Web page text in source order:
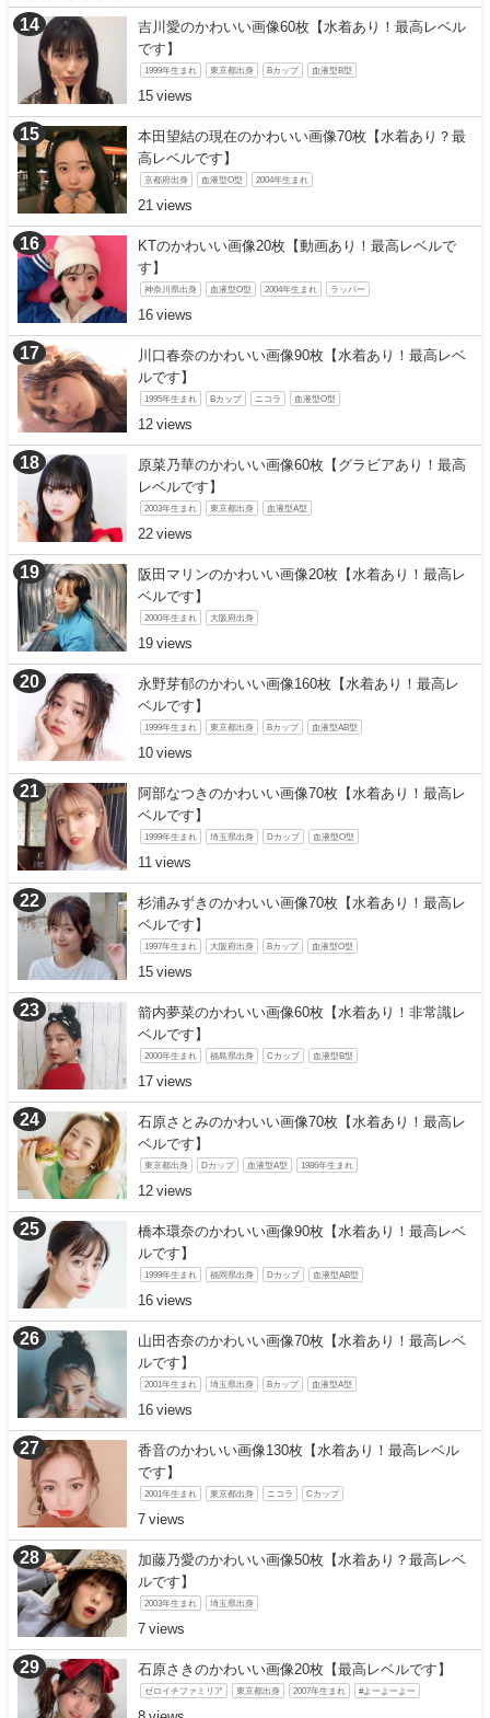
吉川愛のかわいい画像60枚【水着あり！最高レベル
です】
1999年生まれ 東京都出身 Bカップ 血液型B型
15
本田望結の現在のかわいい画像70枚【水着あり？最
高レベルです】
京都府出身 血液型O型 2004年生まれ
21
KTのかわいい画像20枚【動画あり！最高レベルで
す】
神奈川県出身 血液型O型 2004年生まれ ラッパー
16
川口春奈のかわいい画像90枚【水着あり！最高レベ
ルです】
1995年生まれ Bカップ ニコラ 血液型O型
12
原菜乃華のかわいい画像60枚【グラビアあり！最高
レベルです】
2003年生まれ 東京都出身 血液型A型
22
阪田マリンのかわいい画像20枚【水着あり！最高レ
ベルです】
2000年生まれ 大阪府出身
19
永野芽郁のかわいい画像160枚【水着あり！最高レ
ベルです】
1999年生まれ 東京都出身 Bカップ 血液型AB型
10
阿部なつきのかわいい画像70枚【水着あり！最高レ
ベルです】
1999年生まれ 埼玉県出身 Dカップ 血液型O型
11
杉浦みずきのかわいい画像70枚【水着あり！最高レ
ベルです】
1997年生まれ 大阪府出身 Bカップ 血液型O型
15
箭内夢菜のかわいい画像60枚【水着あり！非常識レ
ベルです】
2000年生まれ 福島県出身 Cカップ 血液型B型
17
石原さとみのかわいい画像70枚【水着あり！最高レ
ベルです】
東京都出身 Dカップ 血液型A型 1986年生まれ
12
橋本環奈のかわいい画像90枚【水着あり！最高レベ
ルです】
1999年生まれ 福岡県出身 Dカップ 血液型AB型
16
山田杏奈のかわいい画像70枚【水着あり！最高レベ
ルです】
2001年生まれ 埼玉県出身 Bカップ 血液型A型
16
香音のかわいい画像130枚【水着あり！最高レベル
です】
2001年生まれ 東京都出身 ニコラ Cカップ
7
加藤乃愛のかわいい画像50枚【水着あり？最高レベ
ルです】
2003年生まれ 埼玉県出身
7
石原さきのかわいい画像20枚【最高レベルです】
ゼロイチファミリア 東京都出身 2007年生まれ #よーよーよー